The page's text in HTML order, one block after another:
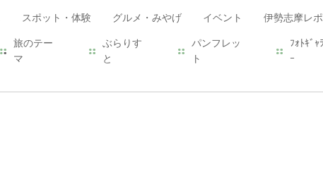
スポット・体験 グルメ・みやげ イベント 伊勢志摩レ
旅のテー
マ
ぶらりす
と
パンフレッ
ト
ﾌｫﾄｷﾞｬ
ｰ